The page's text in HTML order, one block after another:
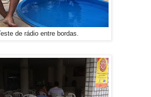
Teste de rádio entre bordas.